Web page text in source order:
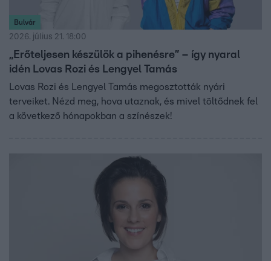
Bulvár
2026. július 21. 18:00
„Erőteljesen készülök a pihenésre” – így nyaral
idén Lovas Rozi és Lengyel Tamás
Lovas Rozi és Lengyel Tamás megosztották nyári
terveiket. Nézd meg, hova utaznak, és mivel töltődnek fel
a következő hónapokban a színészek!